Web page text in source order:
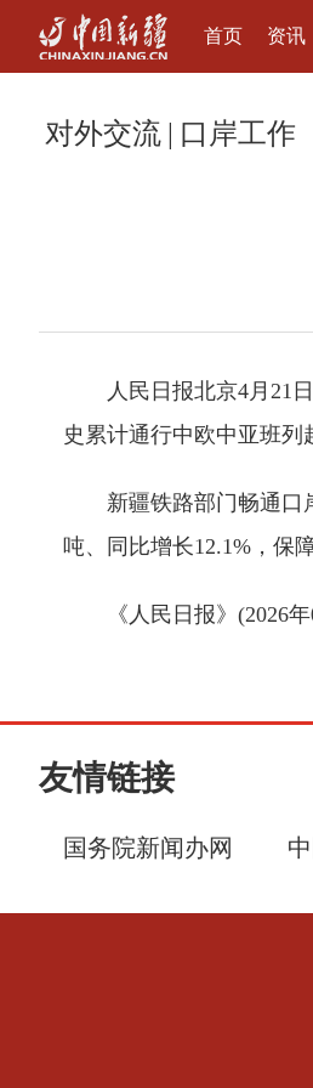
首页 资讯
对外交流 | 口岸工作
人民日报北京4月21
史累计通行中欧中亚班列
新疆铁路部门畅通口岸
吨、同比增长12.1%，保
《人民日报》(2026年
友情链接
国务院新闻办网